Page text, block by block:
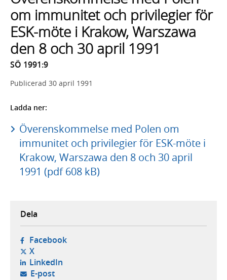
sökförslag
om immunitet och privilegier för
ESK-möte i Krakow, Warszawa
den 8 och 30 april 1991
SÖ 1991:9
Publicerad 30 april 1991
Ladda ner:
Överenskommelse med Polen om
immunitet och privilegier för ESK-möte i
Krakow, Warszawa den 8 och 30 april
1991 (pdf 608 kB)
Dela
Facebook- öppnas i ny flik, extern webbplats,
X- öppnas i ny flik, extern webbplats,
LinkedIn- öppnas i ny flik, extern webbplats,
E-post- öppnar din e-postklient,